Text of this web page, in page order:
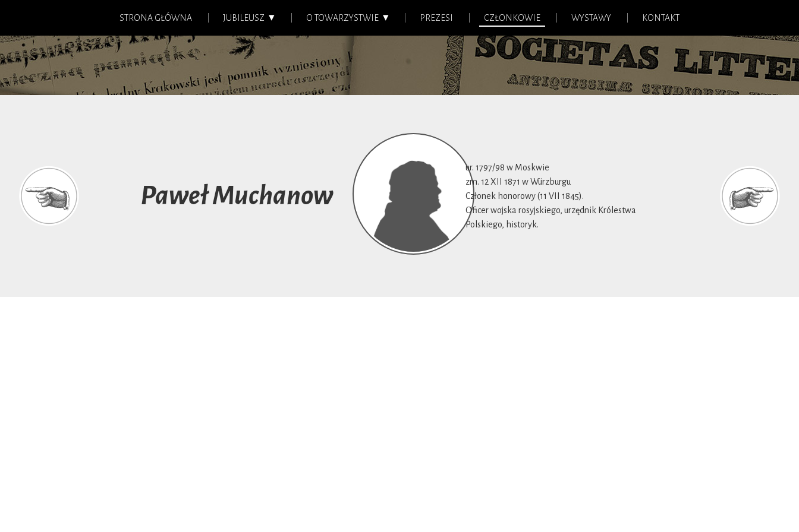
STRONA GŁÓWNA JUBILEUSZ O TOWARZYSTWIE PREZESI CZŁONKOWIE WYSTAWY KONTAKT
Paweł Muchanow
ur. 1797/98 w Moskwie
zm. 12 XII 1871 w Würzburgu
Członek honorowy (11 VII 1845).
Oficer wojska rosyjskiego, urzędnik Królestwa
Polskiego, historyk.